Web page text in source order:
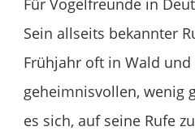
Sein allseits bekannter
Frühjahr oft in Wald
geheimnisvollen, wenig
es sich, auf seine Rufe